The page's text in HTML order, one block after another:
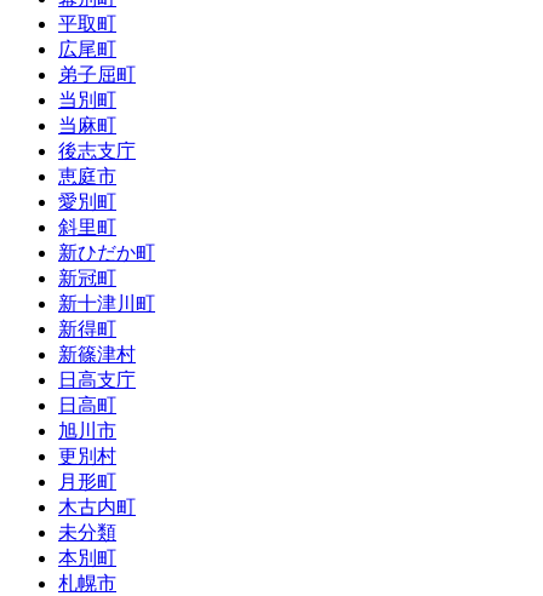
平取町
広尾町
弟子屈町
当別町
当麻町
後志支庁
恵庭市
愛別町
斜里町
新ひだか町
新冠町
新十津川町
新得町
新篠津村
日高支庁
日高町
旭川市
更別村
月形町
木古内町
未分類
本別町
札幌市